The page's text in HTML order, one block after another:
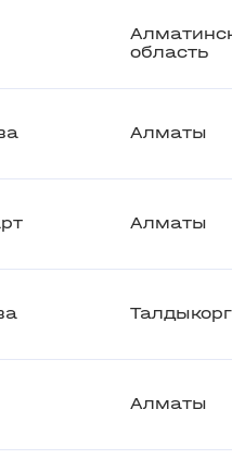
область
Алматы
Алматы
Алматы